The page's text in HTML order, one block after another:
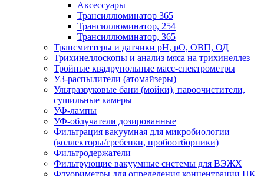
Аксессуары
Трансиллюминатор 365
Трансиллюминатор, 254
Трансиллюминатор, 365
Трансмиттеры и датчики рН, рО, ОВП, ОД
Трихинеллоскопы и анализ мяса на трихинеллез
Тройные квадрупольные масс-спектрометры
УЗ-распылители (атомайзеры)
Ультразвуковые бани (мойки), пароочистители,
сушильные камеры
УФ-лампы
УФ-облучатели дозированные
Фильтрация вакуумная для микробиологии
(коллекторы/гребенки, пробоотборники)
Фильтродержатели
Фильтрующие вакуумные системы для ВЭЖХ
Флуориметры для определения концентрации НК